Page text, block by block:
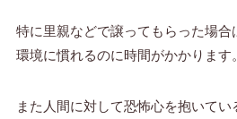
特に里親などで譲ってもらった場
環境に慣れるのに時間がかかります。
また人間に対して恐怖心を抱いて